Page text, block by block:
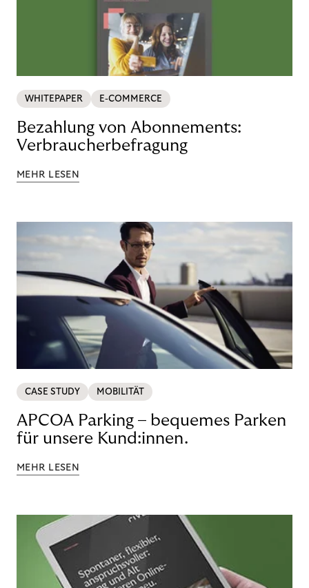
WHITEPAPER E-COMMERCE
Bezahlung von Abonnements:
Verbraucherbefragung
MEHR LESEN
CASE STUDY MOBILITÄT
APCOA Parking – bequemes Parken
für unsere Kund:innen.
MEHR LESEN